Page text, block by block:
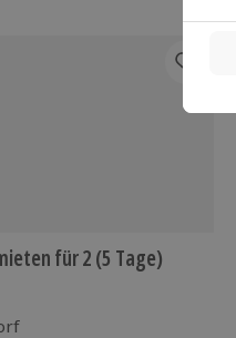
für 2 (5 Tage)